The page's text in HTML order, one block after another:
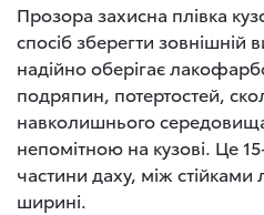
Прозора захисна плівка
спосіб зберегти зовнішній
надійно оберігає
подряпин, потертостей,
навколишнього
непомітною на кузові. Це
частини даху, між
ширині.